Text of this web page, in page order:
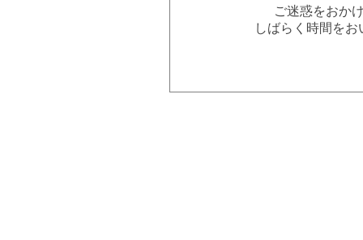
ご迷惑をおか
しばらく時間を